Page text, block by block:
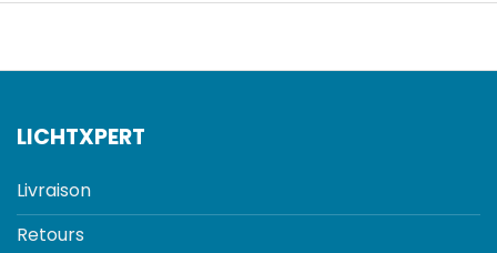
LICHTXPERT
Livraison
Retours